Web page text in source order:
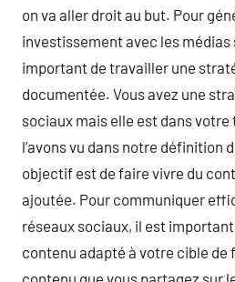
on va aller droit au but. Pour
investissement avec les
important de travailler une
documentée. Vous avez une
sociaux mais elle est dans votre
l’avons vu dans notre définition
objectif est de faire vivre du
ajoutée. Pour communiquer
réseaux sociaux, il est
contenu adapté à votre cible
contenu que vous partagez sur